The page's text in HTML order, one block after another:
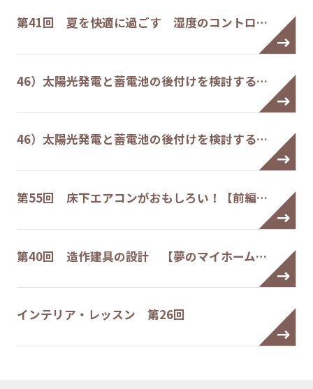
第41回 夏を快適に過ごす 湿度のコントロ…
46）太陽光発電と蓄電池の後付けを検討する…
46）太陽光発電と蓄電池の後付けを検討する…
第55回 床下エアコンがおもしろい！【前編…
第40回 造作建具の設計 【夢のマイホーム…
インテリア・レッスン 第26回